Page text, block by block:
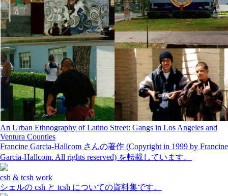
An Urban Ethnography of Latino Street: Gangs in Los Angeles and
Ventura Counties
Francine Garcia-Hallcom さんの著作 (Copyright in 1999 by Francine
Garcia-Hallcom. All rights reserved) を転載しています。
csh & tcsh work
シェルの csh と tcsh についての資料集です。